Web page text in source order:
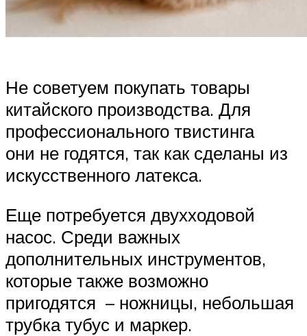
Не советуем покупать товары
китайского производства. Для
профессионального твистинга
они не годятся, так как сделаны из
искусственного латекса.
Еще потребуется двухходовой
насос. Среди важных
дополнительных инструментов,
которые также возможно
пригодятся – ножницы, небольшая
трубка тубус и маркер.